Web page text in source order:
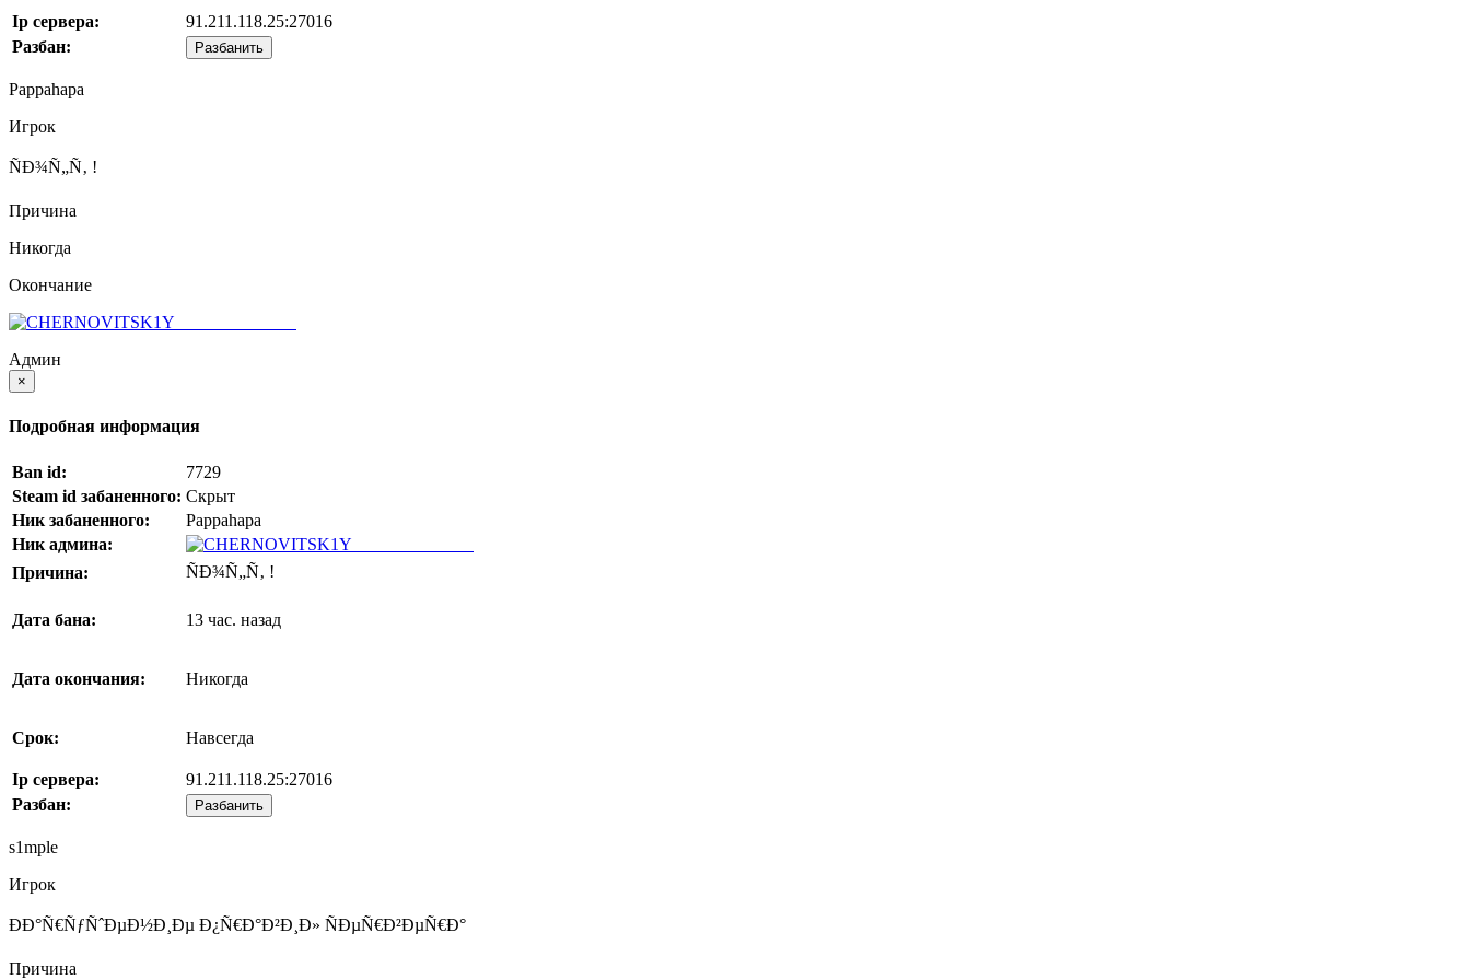
Ip сервера:
91.211.118.25:27016
Разбан:
Разбанить
Pappahapa
Игрок
ÑÐ¾Ñ„Ñ‚ !
Причина
Никогда
Окончание
Админ
×
Подробная информация
Ban id:
7729
Steam id забаненного: Скрыт
Ник забаненного:
Pappahapa
Ник админа:
Причина: ÑÐ¾Ñ„Ñ‚ !
Дата бана: 13 час. назад
Дата окончания: Никогда
Срок: Навсегда
Ip сервера:
91.211.118.25:27016
Разбан:
Разбанить
s1mple
Игрок
ÐÐ°Ñ€ÑƒÑˆÐµÐ½Ð¸Ðµ Ð¿Ñ€Ð°Ð²Ð¸Ð» ÑÐµÑ€Ð²ÐµÑ€Ð°
Причина